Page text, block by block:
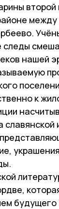
следы
нашей
к
славянской
будущего